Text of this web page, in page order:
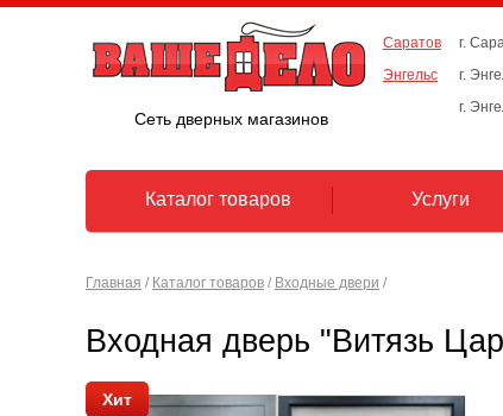
Главная / Каталог товаров / Входные двери /
Входная дверь "Витязь
Хит
Сеть дверных магазинов
Саратов
Энгельс
г.
г.
г.
Каталог товаров Услуги